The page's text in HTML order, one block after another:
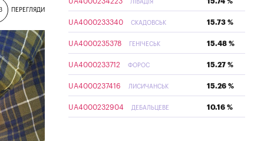
ПЕРЕГЛЯДИ
ЛІВАДІЯ
UA4000233340 СКАДОВСЬК 15.73 %
UA4000235378 ГЕНІЧЕСЬК 15.48 %
UA4000233712 ФОРОС 15.27 %
UA4000237416 ЛИСИЧАНСЬК 15.26 %
UA4000232904 ДЕБАЛЬЦЕВЕ 10.16 %